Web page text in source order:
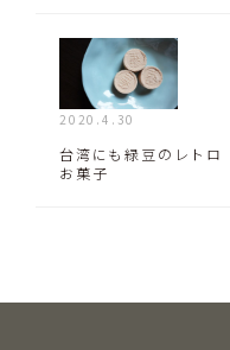
2020.4.30
台湾にも緑豆のレトロ
お菓子